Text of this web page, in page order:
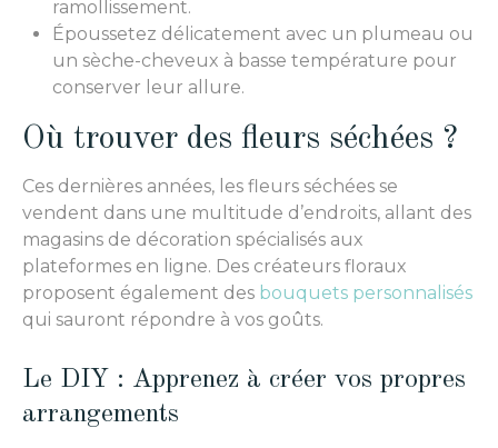
ramollissement.
Époussetez délicatement avec un plumeau ou
un sèche-cheveux à basse température pour
conserver leur allure.
Où trouver des fleurs séchées ?
Ces dernières années, les fleurs séchées se
vendent dans une multitude d’endroits, allant des
magasins de décoration spécialisés aux
plateformes en ligne. Des créateurs floraux
proposent également des bouquets personnalisés
qui sauront répondre à vos goûts.
Le DIY : Apprenez à créer vos propres
arrangements